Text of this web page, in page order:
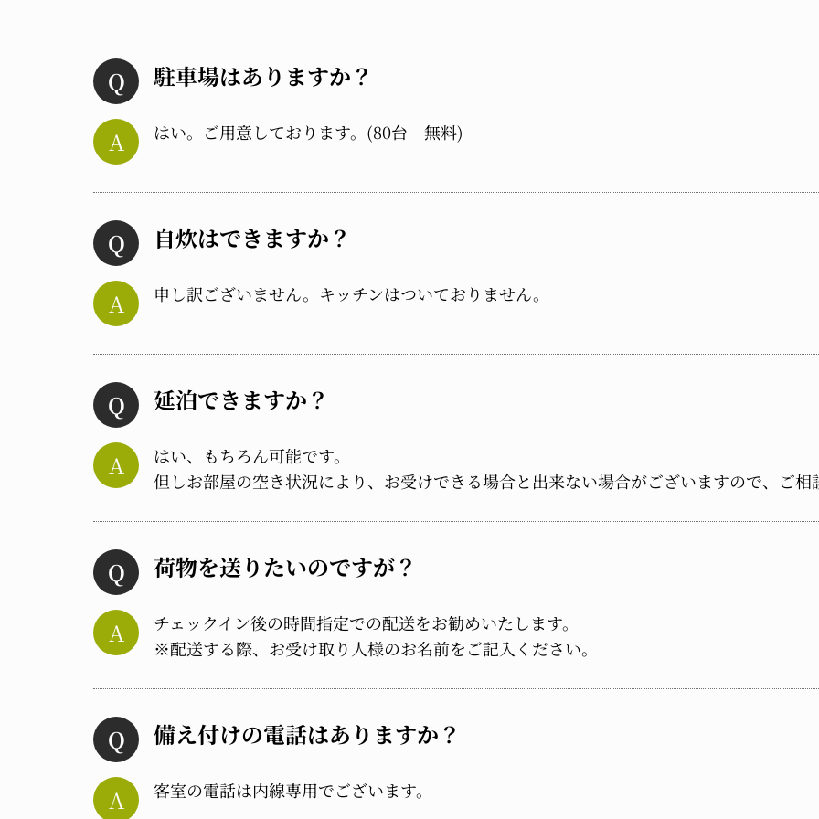
駐車場はありますか？
はい。ご用意しております。(80台 無料)
自炊はできますか？
申し訳ございません。キッチンはついておりません。
延泊できますか？
はい、もちろん可能です。
但しお部屋の空き状況により、お受けできる場合と出来ない場合がございますので、ご相
荷物を送りたいのですが？
チェックイン後の時間指定での配送をお勧めいたします。
※配送する際、お受け取り人様のお名前をご記入ください。
備え付けの電話はありますか？
客室の電話は内線専用でございます。